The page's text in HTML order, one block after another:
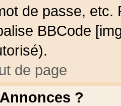
de passe,
BBCode
de page
?